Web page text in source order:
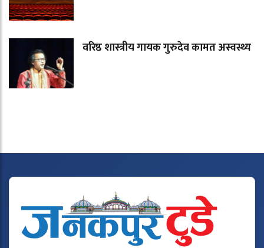
वरिष्ठ शास्त्रीय गायक गुरुदेव कामत अस्वस्थ्य